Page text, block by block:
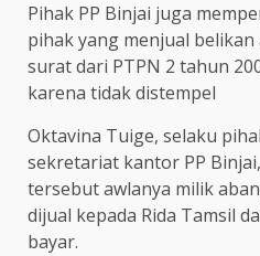
Pihak PP Binjai juga
pihak yang menjual
surat dari PTPN 2 tahun
karena tidak distempel
Oktavina Tuige, selaku
sekretariat kantor PP
tersebut awlanya milik
dijual kepada Rida Tamsil
bayar.